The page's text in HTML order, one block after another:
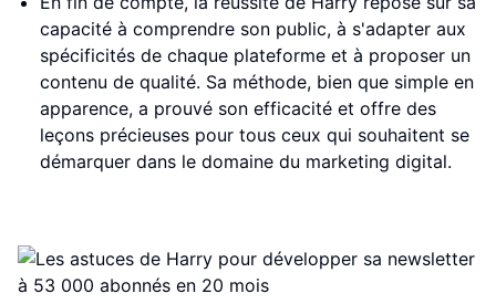
capacité à comprendre son public, à s'adapter aux
spécificités de chaque plateforme et à proposer un
contenu de qualité. Sa méthode, bien que simple en
apparence, a prouvé son efficacité et offre des
leçons précieuses pour tous ceux qui souhaitent se
démarquer dans le domaine du marketing digital.